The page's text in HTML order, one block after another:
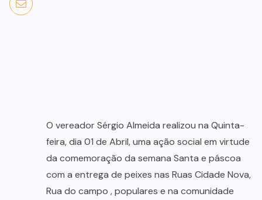
O vereador Sérgio Almeida realizou na Quinta-
feira, dia 01 de Abril, uma ação social em virtude
da comemoração da semana Santa e páscoa
com a entrega de peixes nas Ruas Cidade Nova,
Rua do campo , populares e na comunidade